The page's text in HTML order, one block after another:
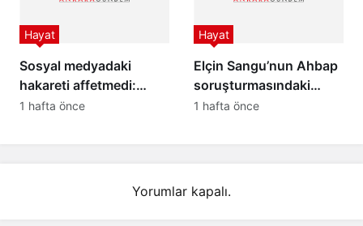
Sosyal medyadaki
hakareti affetmedi:
Meltem Cumbul’dan 30
Hayat
1 hafta önce
Elçin Sangu’nun Ahbap
soruşturmasındaki
ifadesi ortaya çıktı: “İyi
Hayat
1 hafta önce
Yorumlar kapalı.